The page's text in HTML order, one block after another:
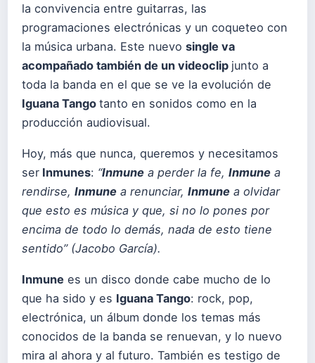
la convivencia entre guitarras, las
programaciones electrónicas y un coqueteo con
la música urbana. Este nuevo single va
acompañado también de un videoclip junto a
toda la banda en el que se ve la evolución de
Iguana Tango tanto en sonidos como en la
producción audiovisual.
Hoy, más que nunca, queremos y necesitamos
ser Inmunes: “Inmune a perder la fe, Inmune a
rendirse, Inmune a renunciar, Inmune a olvidar
que esto es música y que, si no lo pones por
encima de todo lo demás, nada de esto tiene
sentido” (Jacobo García).
Inmune es un disco donde cabe mucho de lo
que ha sido y es Iguana Tango: rock, pop,
electrónica, un álbum donde los temas más
conocidos de la banda se renuevan, y lo nuevo
mira al ahora y al futuro. También es testigo de